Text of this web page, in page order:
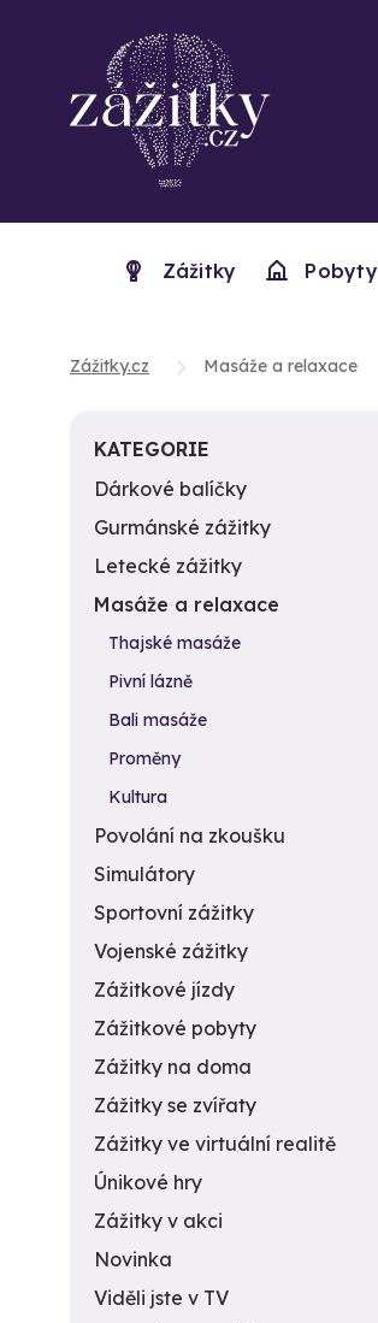
Zážitky Pobyty
Zážitky.cz Masáže a relaxace
KATEGORIE
Dárkové balíčky
Gurmánské zážitky
Letecké zážitky
Masáže a relaxace
Thajské masáže
Pivní lázně
Bali masáže
Proměny
Kultura
Povolání na zkoušku
Simulátory
Sportovní zážitky
Vojenské zážitky
Zážitkové jízdy
Zážitkové pobyty
Zážitky na doma
Zážitky se zvířaty
Zážitky ve virtuální realitě
Únikové hry
Zážitky v akci
Novinka
Viděli jste v TV